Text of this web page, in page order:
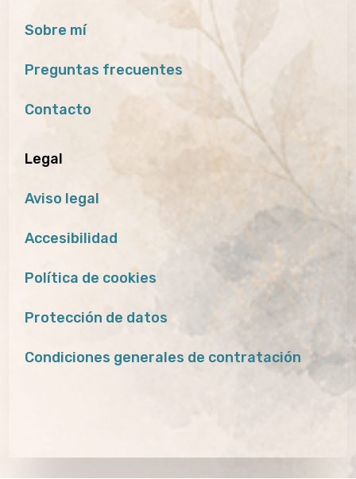
Sobre mí
Preguntas frecuentes
Contacto
Legal
Aviso legal
Accesibilidad
Política de cookies
Protección de datos
Condiciones generales de contratación